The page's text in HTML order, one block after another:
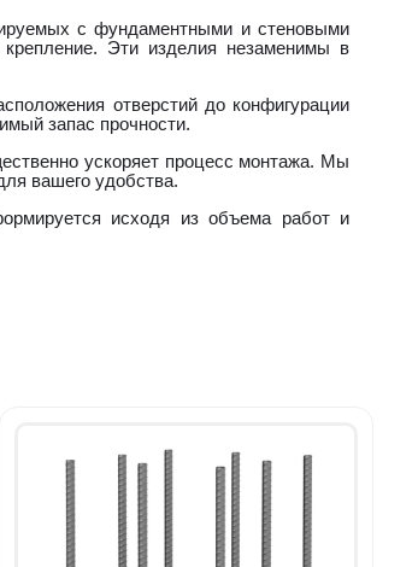
с фундаментными и стеновыми
Эти изделия незаменимы в
отверстий до конфигурации
запас прочности.
ускоряет процесс монтажа. Мы
вашего удобства.
исходя из объема работ и